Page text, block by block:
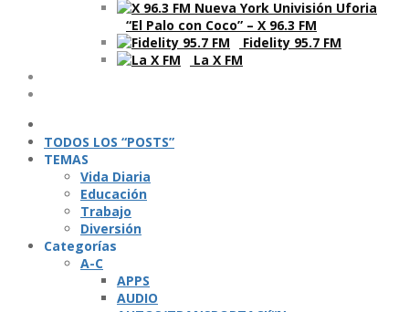
“El Palo con Coco” – X 96.3 FM
Fidelity 95.7 FM
La X FM
TODOS LOS “POSTS”
TEMAS
Vida Diaria
Educación
Trabajo
Diversión
Categorí­as
A-C
APPS
AUDIO